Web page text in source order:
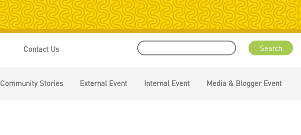
Community Stories External Event Internal Event Media & Blogger Event
Contact Us